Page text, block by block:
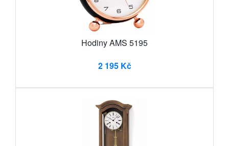
Hodiny AMS 5195
2 195 Kč